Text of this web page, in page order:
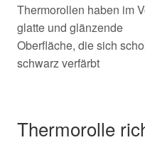
Thermorollen haben im
glatte und glänzende
Oberfläche, die sich
schwarz verfärbt
Thermorolle